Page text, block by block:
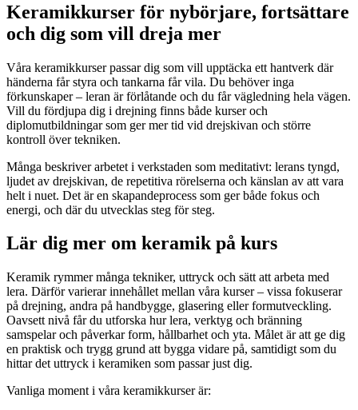
Keramikkurser för nybörjare, fortsättare
och dig som vill dreja mer
Våra keramikkurser passar dig som vill upptäcka ett hantverk där
händerna får styra och tankarna får vila. Du behöver inga
förkunskaper – leran är förlåtande och du får vägledning hela vägen.
Vill du fördjupa dig i drejning finns både kurser och
diplomutbildningar som ger mer tid vid drejskivan och större
kontroll över tekniken.
Många beskriver arbetet i verkstaden som meditativt: lerans tyngd,
ljudet av drejskivan, de repetitiva rörelserna och känslan av att vara
helt i nuet. Det är en skapandeprocess som ger både fokus och
energi, och där du utvecklas steg för steg.
Lär dig mer om keramik på kurs
Keramik rymmer många tekniker, uttryck och sätt att arbeta med
lera. Därför varierar innehållet mellan våra kurser – vissa fokuserar
på drejning, andra på handbygge, glasering eller formutveckling.
Oavsett nivå får du utforska hur lera, verktyg och bränning
samspelar och påverkar form, hållbarhet och yta. Målet är att ge dig
en praktisk och trygg grund att bygga vidare på, samtidigt som du
hittar det uttryck i keramiken som passar just dig.
Vanliga moment i våra keramikkurser är: